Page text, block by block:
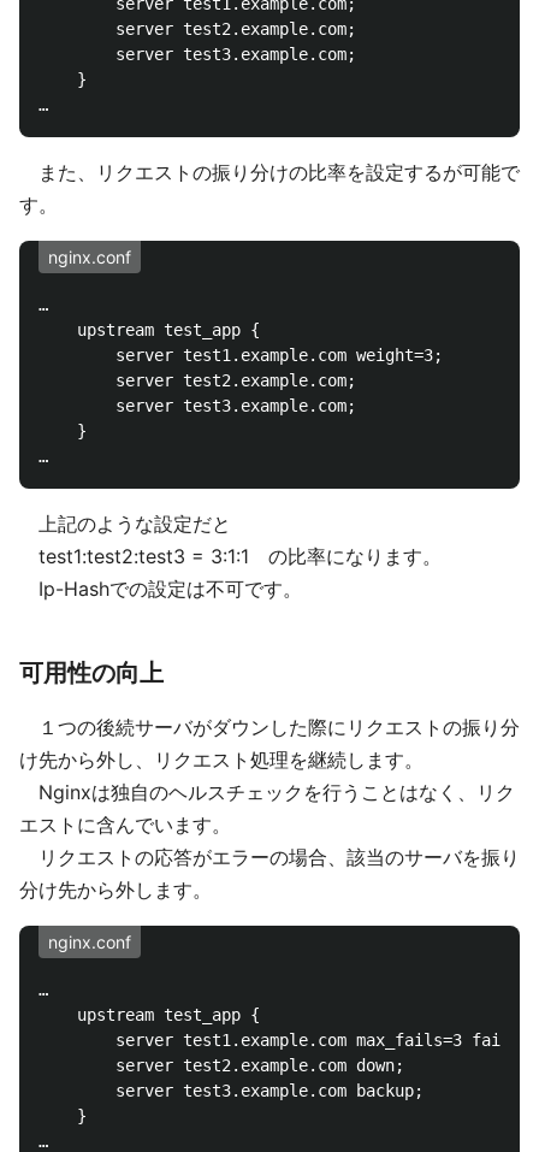
        server test2.example.com;
        server test3.example.com;
    }
また、リクエストの振り分けの比率を設定するが可能で
す。
nginx.conf
…
    upstream test_app {
        server test1.example.com weight=3;
        server test2.example.com;
        server test3.example.com;
    }
上記のような設定だと
test1:test2:test3 = 3:1:1 の比率になります。
Ip-Hashでの設定は不可です。
可用性の向上
１つの後続サーバがダウンした際にリクエストの振り分
け先から外し、リクエスト処理を継続します。
Nginxは独自のヘルスチェックを行うことはなく、リク
エストに含んでいます。
リクエストの応答がエラーの場合、該当のサーバを振り
分け先から外します。
nginx.conf
…
    upstream test_app {
server test1.example.com max_fails=3
        server test2.example.com down;
        server test3.example.com backup;
    }